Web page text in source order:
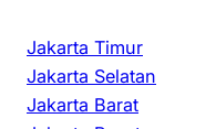
Jakarta Timur
Jakarta Selatan
Jakarta Barat